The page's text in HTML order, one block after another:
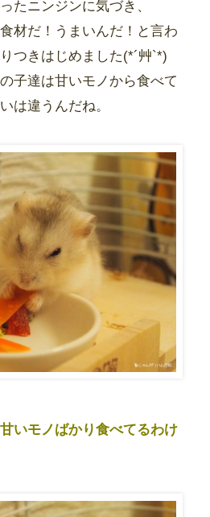
たニンジンに気づき、
材だ！うまいんだ！と言わ
つきはじめました(*´艸`*)
子達は甘いモノから食べて
は違うんだね。
いモノばかり食べてるわけ